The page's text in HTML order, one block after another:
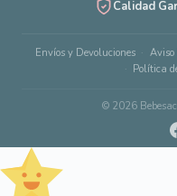
Calidad
Envíos y Devoluciones Aviso
Política
© 2026